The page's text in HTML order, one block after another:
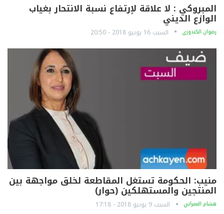
المبروكي : لا علاقة لإرتفاع نسبة الانتحار بغياب
الوازع الديني
رضوان الكندوزي السبت 16 يونيو 2018 - 20:50
منيب: الحكومة تستغل المقاطعة لخلق مواجهة بين
المنتجين والمستهلكين (حوار)
هشام العمراني السبت 9 يونيو 2018 - 17:18